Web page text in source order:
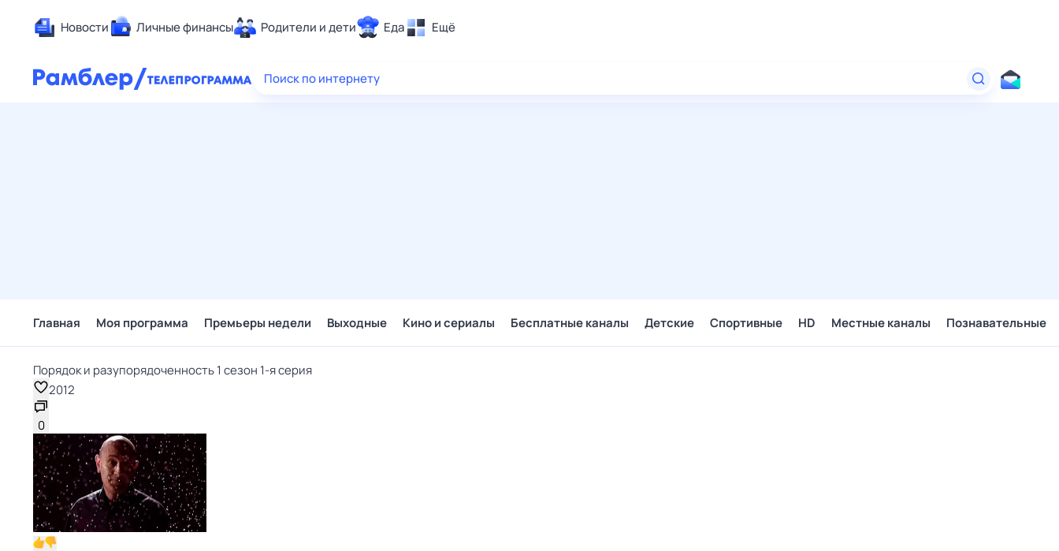
Новости Личные финансы Родители и дети Еда Ещё
Здоровье
Поиск по интернету
Главная Моя программа Премьеры недели Выходные Кино и сериалы Бесплатные каналы Детские Спортивные HD Местные каналы Познавательные
Порядок и разупорядоченность 1 сезон 1-я серия
2012
0